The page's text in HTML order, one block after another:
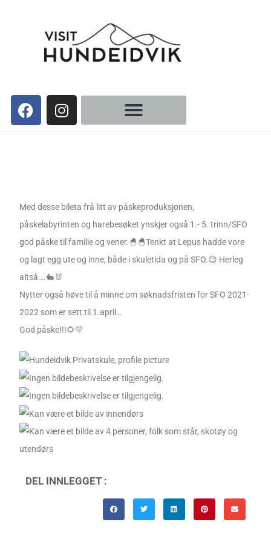
Med desse bileta frå litt av påskeproduksjonen,
påskelabyrinten og harebesøket ynskjer også 1.- 5. trinn/SFO
god påske til familie og vener.🐣🐣Tenkt at Lepus hadde vore
og lagt egg ute og inne, både i skuletida og på SFO.😊 Herleg
altså….🐇🐰
Nytter også høve til å minne om søknadsfristen for SFO 2021-
2022 som er sett til 1.april…
God påske!!!🌻💛
DEL INNLEGGET :